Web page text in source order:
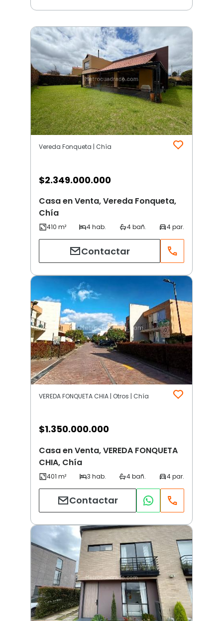
Vereda Fonqueta | Chía
$2.349.000.000
Casa en Venta, Vereda Fonqueta,
Chía
Contactar
VEREDA FONQUETA CHIA | Otros | Chía
$1.350.000.000
Casa en Venta, VEREDA FONQUETA
CHIA, Chía
Contactar